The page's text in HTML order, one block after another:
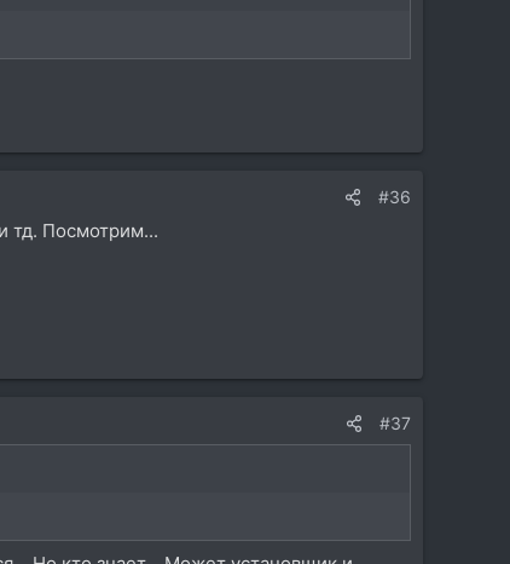
#36
тд. Посмотрим...
#37